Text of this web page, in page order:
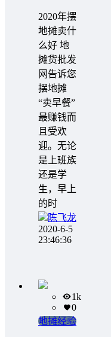
2020年摆
地摊卖什
么好 地
摊货批发
网告诉您
摆地摊
“卖早餐”
最赚钱而
且受欢
迎。无论
是上班族
还是学
生，早上
的时
陈飞龙
2020-6-5
23:46:36
1k
0
地摊经验